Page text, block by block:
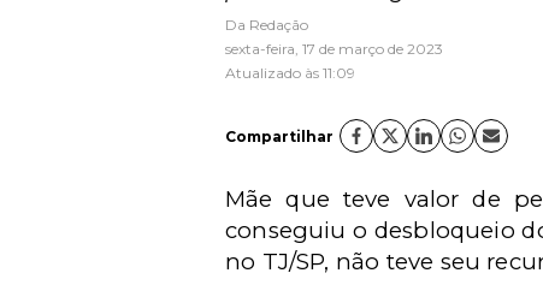
Da Redação
sexta-feira, 17 de março de 2023
Atualizado às 11:09
Compartilhar
Mãe que teve valor de
conseguiu o desbloqueio
no TJ/SP, não teve seu